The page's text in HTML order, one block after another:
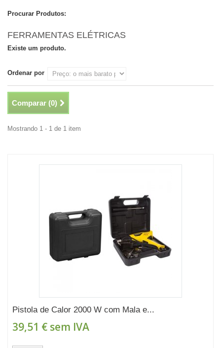
Procurar Produtos:
FERRAMENTAS ELÉTRICAS
Existe um produto.
Ordenar por
Comparar (0)
Mostrando 1 - 1 de 1 item
Pistola de Calor 2000 W com Mala e...
39,51 € sem IVA